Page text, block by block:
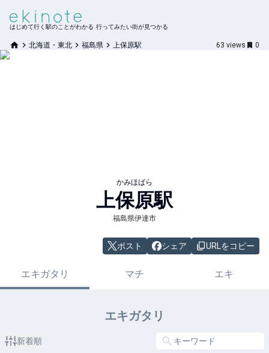
はじめて行く駅のことがわかる 行ってみたい街が見つかる
北海道・東北 福島県 上保原駅 63 views 0
かみほばら
上保原駅
福島県伊達市
ポスト シェア URLをコピー
エキガタリ マチ エキ
エキガタリ
新着順